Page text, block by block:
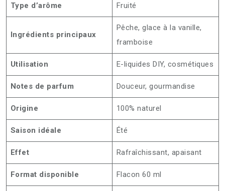
Type d’arôme Fruité
Ingrédients principaux
Pêche, glace à la vanille,
framboise
Utilisation E-liquides DIY, cosmétiques
Notes de parfum Douceur, gourmandise
Origine 100% naturel
Saison idéale Été
Effet Rafraîchissant, apaisant
Format disponible Flacon 60 ml